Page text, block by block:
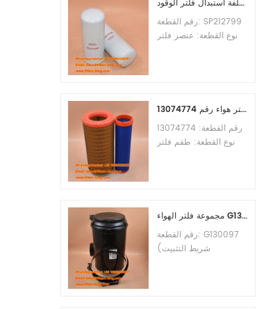
تكلفة استبدال فلتر الوقود SP212799
رقم القطعة: SP212799
نوع القطعة: عنصر فلتر
طقم فلتر هواء رقم 13074774
رقم القطعة: 13074774
نوع القطعة: طقم فلتر
مجموعة فلتر الهواء G130097 P537876 P5357877
رقم القطعة: G130097
(شريط التثبيت